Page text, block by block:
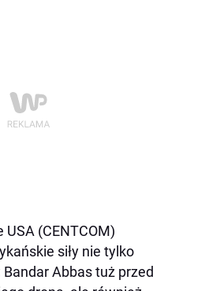
(CENTCOM)
siły nie tylko
Abbas tuż przed